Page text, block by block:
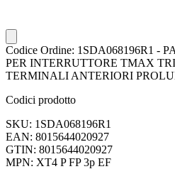
Codice Ordine: 1SDA068196R1 -
PER INTERRUTTORE TMAX
TERMINALI ANTERIORI
Codici prodotto
SKU: 1SDA068196R1
EAN: 8015644020927
GTIN: 8015644020927
MPN: XT4 P FP 3p EF